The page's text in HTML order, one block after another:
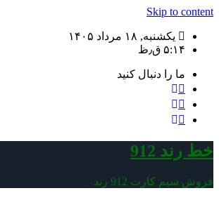
Skip to
یکشنبه, ۱۸ مرداد ۱۴۰۵
ما را دنبال کنید
912
کارت 912 رند